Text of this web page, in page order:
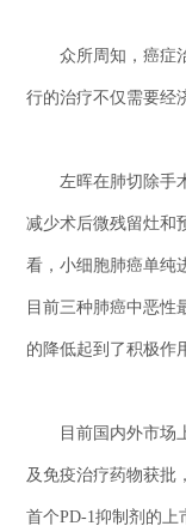
众所周知，癌症治
行的治疗不仅需要经
左晖在肺切除手术
减少术后微残留灶和
看，小细胞肺癌单纯
目前三种肺癌中恶性
的降低起到了积极作
目前国内外市场上
及免疫治疗药物获批
首个PD-1抑制剂的